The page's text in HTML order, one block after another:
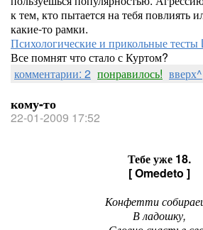
к тем, кто пытается на тебя повлиять
какие-то рамки.
Психологические и прикольные
Все помнят что стало с Куртом?
комментарии: 2 понравилось! вверх^
кому-то
22-01-2009 17:52
Тебе уже 18.
[ Omedeto ]
Конфетти
В ладошку,